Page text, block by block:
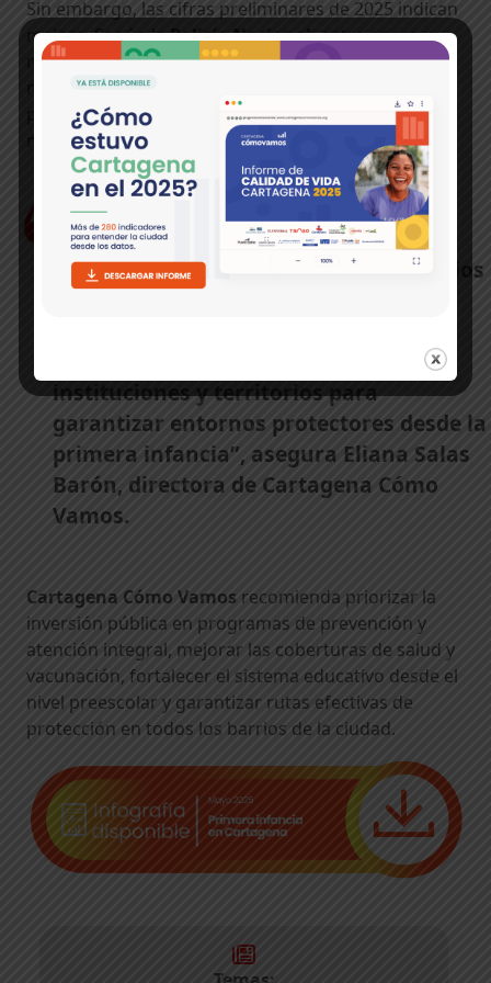
Sin embargo, las cifras preliminares de 2025 indican
mejora. Según laPolicía Nacional, entre enero y
marzo los casos de presunto delito sexual contra
menores cayeron un 70% (de 33 a 10), y las lesiones
personales bajaron un 55% (de 11 a 5) frente al
mismo periodo de 2024.
Cada indicador es una señal de cómo
estamos cuidando a nuestra niñez en los
instituciones y territorios para
garantizar entornos protectores desde la
primera infancia”, asegura Eliana Salas
Barón, directora de Cartagena Cómo
Vamos.
Cartagena Cómo Vamos recomienda priorizar la
inversión pública en programas de prevención y
atención integral, mejorar las coberturas de salud y
vacunación, fortalecer el sistema educativo desde el
nivel preescolar y garantizar rutas efectivas de
protección en todos los barrios de la ciudad.